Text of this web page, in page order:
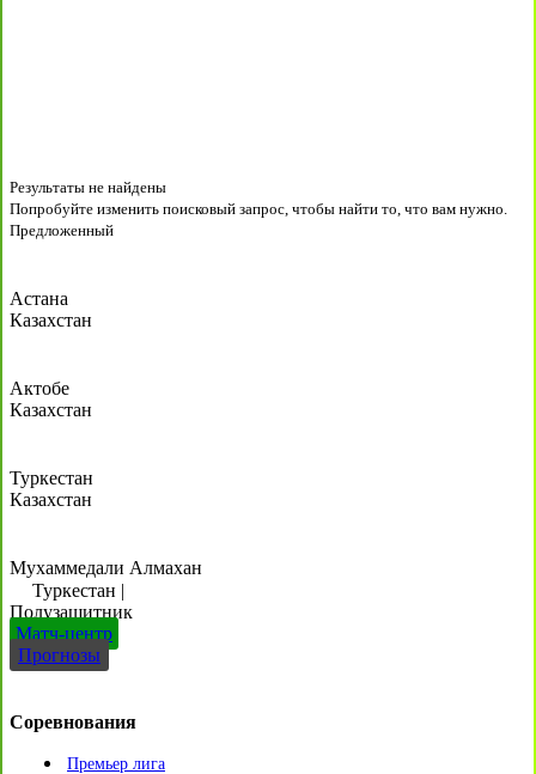
Результаты не найдены
Попробуйте изменить поисковый запрос, чтобы найти то, что вам нужно.
Предложенный
Астана
Казахстан
Актобе
Казахстан
Туркестан
Казахстан
Мухаммедали Алмахан
Туркестан |
Полузащитник
Матч-центр
Прогнозы
Соревнования
Премьер лига